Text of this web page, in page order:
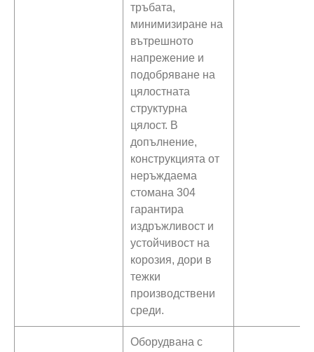
тръбата,
минимизиране на
вътрешното
напрежение и
подобряване на
цялостната
структурна
цялост. В
допълнение,
конструкцията от
неръждаема
стомана 304
гарантира
издръжливост и
устойчивост на
корозия, дори в
тежки
производствени
среди.
Оборудвана с